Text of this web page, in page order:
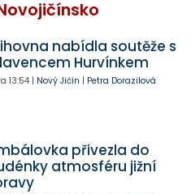
nabídla soutěže s
Hurvínkem
13:54| Nový Jičín | Petra Dorazilová
přivezla do
atmosféru jižní